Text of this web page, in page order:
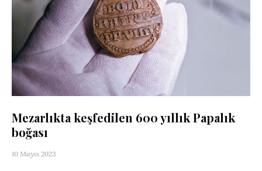
Mezarlıkta keşfedilen 600 yıllık Papalık
boğası
10 Mayıs 2023